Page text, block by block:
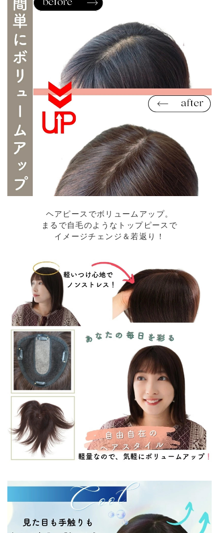
ヘアピースでボリュームアップ。
まるで自毛のようなトップピースで
イメージチェンジ＆若返り！